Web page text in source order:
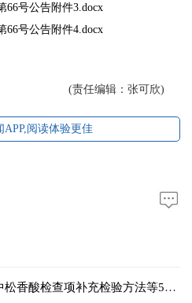
66号公告附件3.docx
66号公告附件4.docx
(责任编辑：张可欣)
APP,阅读体验更佳
国家药监局发布舒筋定痛片中松香酸检查项补充检验方法等5项补充检验方法